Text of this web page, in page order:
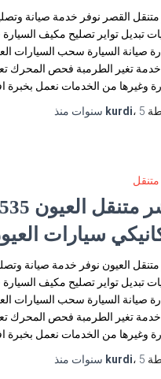
القصر نوفر خدمة صيانة
تبديل تواير تصليح مكيف
صيانة السيارة سحب السيارات
خدمة تغير الطرمبة فحص المحرك
وغيرها من الخدمات نعمل بخبرة
kurdi، 5 سنوات منذ
سيارات
العيون نوفر خدمة صيانة
تبديل تواير تصليح مكيف
صيانة السيارة سحب السيارات
خدمة تغير الطرمبة فحص المحرك
وغيرها من الخدمات نعمل بخبرة
kurdi، 5 سنوات منذ